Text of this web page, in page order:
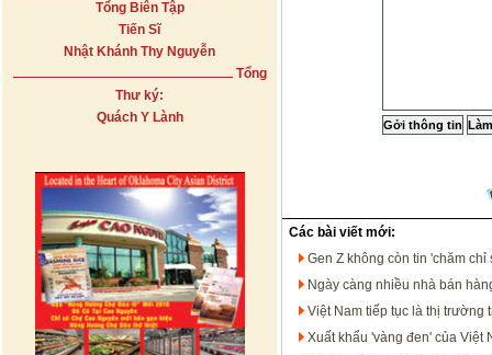
Tổng Biên Tập
Tiến Sĩ
Nhật Khánh Thy Nguyễn
Tổng
Thư ký:
Quách Y Lành
Các bài viết mới:
Gen Z không còn tin 'chăm chỉ
Ngày càng nhiều nhà bán
Việt Nam tiếp tục là thị trường
Xuất khẩu 'vàng đen' của Việt